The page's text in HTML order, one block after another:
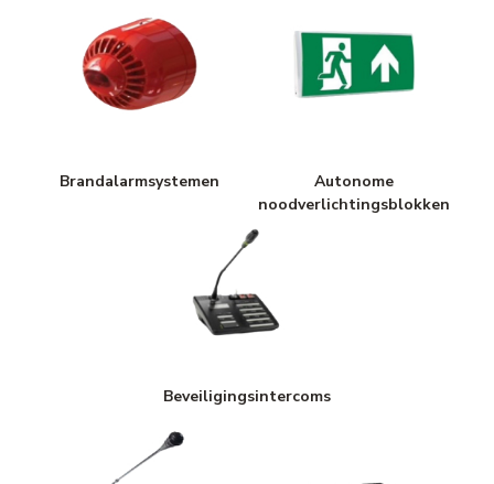
Brandalarmsystemen
Autonome
noodverlichtingsblokken
Beveiligingsintercoms